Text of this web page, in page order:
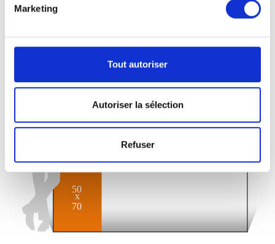
Marketing
Tout autoriser
Autoriser la sélection
Refuser